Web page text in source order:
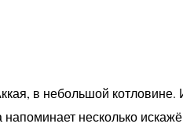
в небольшой
напоминает несколько